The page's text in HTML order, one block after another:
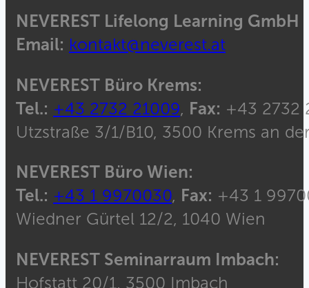
NEVEREST Lifelong Learning GmbH
Email: kontakt@neverest.at
NEVEREST Büro Krems:
Tel.: +43 2732 21009, Fax: +43 2732
Utzstraße 3/1/B10, 3500 Krems an
NEVEREST Büro Wien:
Tel.: +43 1 9970030, Fax: +43 1
Wiedner Gürtel 12/2, 1040 Wien
NEVEREST Seminarraum Imbach:
Hofstatt 20/1, 3500 Imbach